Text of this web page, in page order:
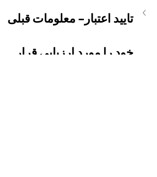
تایید اعتبار– معلومات قبلی
خود را مورد ارزیابی قرار